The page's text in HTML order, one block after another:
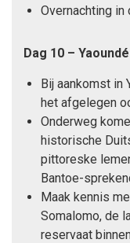
Overnachting in
Dag 10 –
Bij aankomst in
het afgelegen
Onderweg
historische
pittoreske
Bantoe-
Maak kennis
Somalomo, de
reservaat